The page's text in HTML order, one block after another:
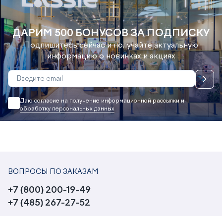
ДАРИМ 500 БОНУСОВ ЗА ПОДПИСКУ
Подпишитесь сейчас и получайте актуальную
информацию о новинках и акциях
Даю согласие на получение информационной рассылки и
обработку персональных данных
ВОПРОСЫ ПО ЗАКАЗАМ
+7 (800) 200-19-49
+7 (485) 267-27-52